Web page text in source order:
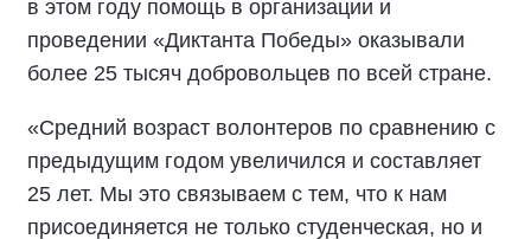
в этом году помощь в организации и
проведении «Диктанта Победы» оказывали
более 25 тысяч добровольцев по всей стране.
«Средний возраст волонтеров по сравнению с
предыдущим годом увеличился и составляет
25 лет. Мы это связываем с тем, что к нам
присоединяется не только студенческая, но и